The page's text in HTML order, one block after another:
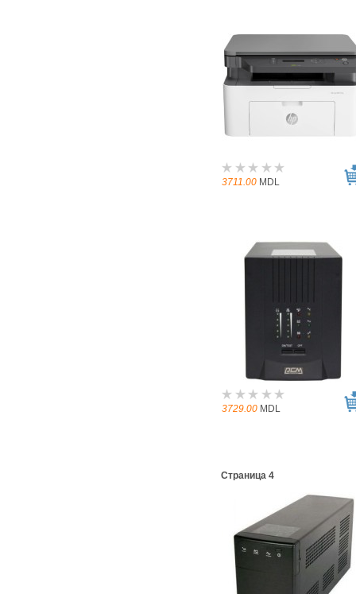
3711.00 MDL
3729.00 MDL
Страница 4